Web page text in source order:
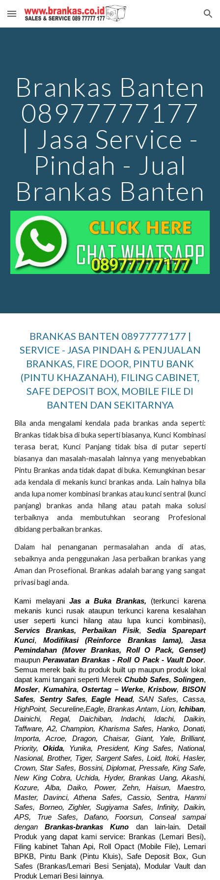
Skip to main content Skip to navigation
Brankas Banten
08977777177
| Jasa Service -
Pindah - Jual
Brankas Banten
BRANKAS BANTEN 08977777177 |
SERVICE - JASA PINDAH & PENJUALAN
BRANKAS, FIRE DOOR, PINTU BANK
(PINTU KHAZANAH), FILING CABINET,
SAFE DEPOSIT BOX, MOBILE FILE DI
BANTEN DAN SEKITARNYA
Bila anda mengalami kendala pada brankas anda seperti:
Brankas tidak bisa di buka seperti biasanya, Kunci Kombinasi
terasa berat, Kunci Panjang tidak bisa di putar seperti
biasanya dan masalah-masalah lainnya yang menyebabkan
Pintu Brankas anda tidak dapat di buka. Kemungkinan besar
ada kendala di mekanis kunci brankas anda. Lain halnya bila
anda lupa nomer kombinasi brankas atau kunci sentral (kunci
panjang) brankas anda hilang atau patah maka solusi
terbaiknya anda membutuhkan seorang Profesional
dibidang perbaikan brankas.
Dalam hal penanganan permasalahan anda di atas,
sebaiknya anda penggunakan Jasa perbaikan brankas yang
Aman dan Prosefional. Brankas adalah barang yang sangat
privasi bagi anda.
Kami melayani Jas a Buka Brankas, (terkunci karena
mekanis kunci rusak ataupun terkunci karena kesalahan
user seperti kunci hilang atau lupa kunci kombinasi),
Servics Brankas, Perbaikan Fisik, Sedia Sparepart
Kunci, Modifikasi (Reinforce Brankas lama), Jasa
Pemindahan (Mover
Brankas, Roll O Pack, Genset)
maupunPerawatan Brankas - Roll O Pack - Vault Door.
Semua merek baik itu produk built up maupun produk lokal
dapat kami tangani seperti MerekChubb Safes, Solingen,
Mosler, Kumahira, Ostertag – Werke,Krisbow, BISON
Safes, Sentry Safes,Eagle Head, SAN Safes, Cassa,
HighPoint, Secureline,Eagle, Brankas Antam, Lion, Ichiban,
Dainichi, Regal, Daichiban, Indachi, Idachi, Daikin,
Taffware, A2, Champion, Kharisma Safes, Hanko, Donati,
Importa, Acroe, Dragon, Chaisar, Giant, Yale, Brilliant,
Priority,Okida, Yunika, President, King Safes, National,
Nasional, Brother, Tiger, Sargent Safes, Loid, Itoki, Hasler,
Crown, Star Safes, Bossini, Diplomat, Pressafe, King Safe,
New King Cobra, Uchida, Hyder, Brankas Uang, Akashi,
Kozure, Alba, Daiko, Power, Zehn, Haisun, Maestro,
Master, Davinci, Athena Safes, Cassio, Sentra, Hanmi
Safes, Borneo, Zighler, Sugiyama Safes, Infinity, Daikin,
APS, True Safes, Dafano, Foorsun, Conseal sampai
denganBrankas-brankas Kuno dan lain-lain. Detail
Produk yang dapat kami service: Brankas (Lemari Besi),
Filing kabinet Tahan Api, Roll Opact (Mobile File), Lemari
BPKB, Pintu Bank (Pintu Kluis), Safe Deposit Box, Gun
Safes (Brankas/Lemari Besi Senjata), Modular Vault dan
Produk Lemari Besi lainnya.